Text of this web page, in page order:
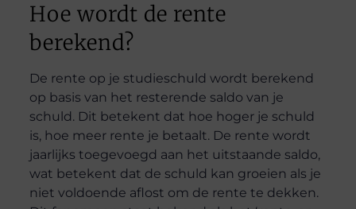
Hoe wordt de rente
berekend?
De rente op je studieschuld wordt berekend
op basis van het resterende saldo van je
schuld. Dit betekent dat hoe hoger je schuld
is, hoe meer rente je betaalt. De rente wordt
jaarlijks toegevoegd aan het uitstaande saldo,
wat betekent dat de schuld kan groeien als je
niet voldoende aflost om de rente te dekken.